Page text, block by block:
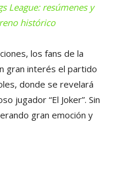
League: resúmenes y
histórico
los fans de la
gran interés el partido
donde se revelará
jugador “El Joker”. Sin
gran emoción y